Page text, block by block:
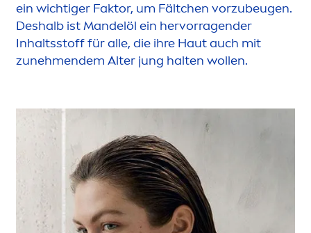
ein wichtiger Faktor, um Fältchen vorzubeugen.
Deshalb ist Mandelöl ein hervorragender
Inhaltsstoff für alle, die ihre Haut auch mit
zunehmendem Alter jung halten wollen.